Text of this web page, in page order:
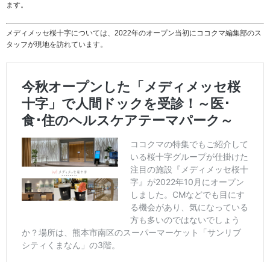
ます。
メディメッセ桜十字については、2022年のオープン当初にココクマ編集部のス
タッフが現地を訪れています。